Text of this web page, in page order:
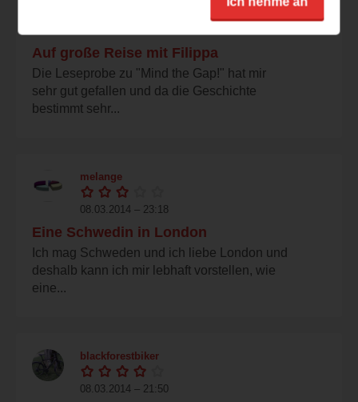
Auf große Reise mit Filippa
Die Leseprobe zu "Mind the Gap!" hat mir
sehr gut gefallen und da die Geschichte
bestimmt sehr...
melange
08.03.2014 – 23:18
Eine Schwedin in London
Ich mag Schweden und ich liebe London und
deshalb kann ich mir lebhaft vorstellen, wie
eine...
blackforestbiker
08.03.2014 – 21:50